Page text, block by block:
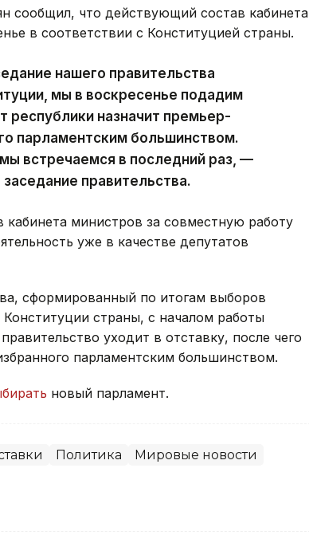
что действующий состав кабинета
в соответствии с Конституцией страны.
нашего правительства
мы в воскресенье подадим
республики назначит премьер-
парламентским большинством.
встречаемся в последний раз, —
правительства.
кабинета министров за совместную работу
уже в качестве депутатов
сформированный по итогам выборов
Конституции страны, с началом работы
уходит в отставку, после чего
парламентским большинством.
новый парламент.
Политика Мировые новости